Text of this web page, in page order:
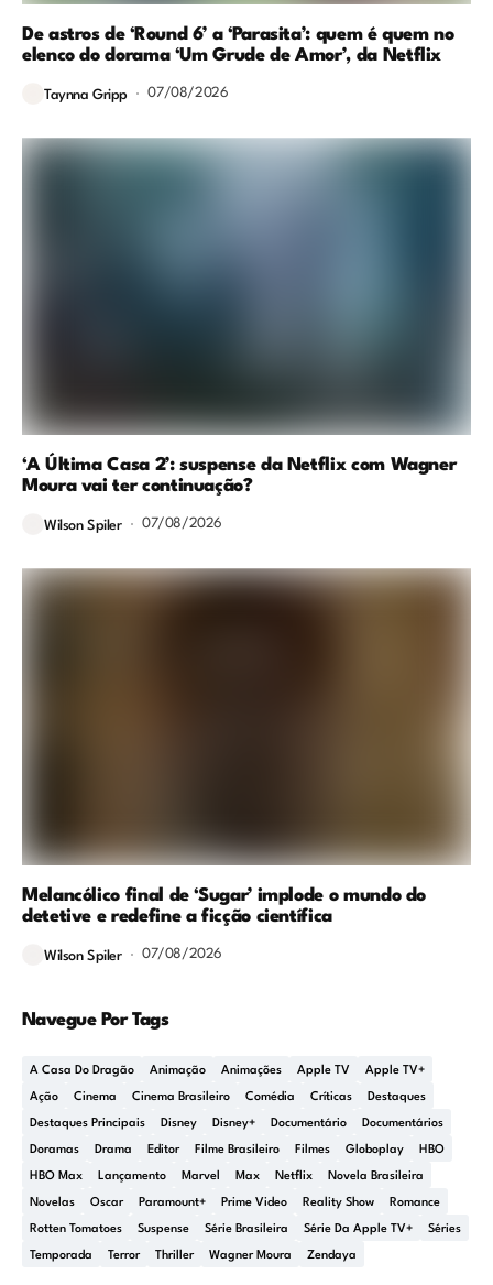
De astros de ‘Round 6’ a ‘Parasita’: quem é quem no
elenco do dorama ‘Um Grude de Amor’, da Netflix
Taynna Gripp 07/08/2026
‘A Última Casa 2’: suspense da Netflix com Wagner
Moura vai ter continuação?
Wilson Spiler 07/08/2026
Melancólico final de ‘Sugar’ implode o mundo do
detetive e redefine a ficção científica
Wilson Spiler 07/08/2026
Navegue Por Tags
A Casa Do Dragão Animação Animações Apple TV Apple TV+
Ação Cinema Cinema Brasileiro Comédia Críticas Destaques
Destaques Principais Disney Disney+ Documentário Documentários
Doramas Drama Editor Filme Brasileiro Filmes Globoplay HBO
HBO Max Lançamento Marvel Max Netflix Novela Brasileira
Novelas Oscar Paramount+ Prime Video Reality Show Romance
Rotten Tomatoes Suspense Série Brasileira Série Da Apple TV+ Séries
Temporada Terror Thriller Wagner Moura Zendaya